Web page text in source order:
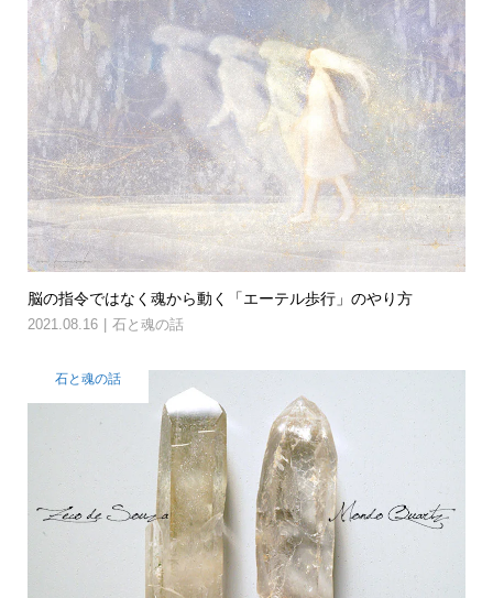
脳の指令ではなく魂から動く「エーテル歩行」のやり方
2021.08.16 石と魂の話
石と魂の話